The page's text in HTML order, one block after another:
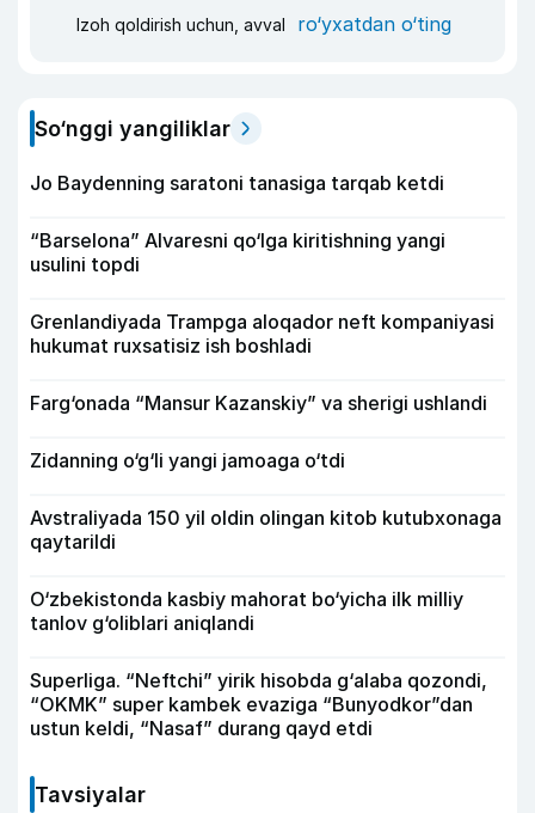
Izoh qoldirish uchun, avval ro‘yxatdan o‘ting
So‘nggi yangiliklar
Jo Baydenning saratoni tanasiga tarqab ketdi
“Barselona” Alvaresni qo‘lga kiritishning yangi
usulini topdi
Grenlandiyada Trampga aloqador neft kompaniyasi
hukumat ruxsatisiz ish boshladi
Farg‘onada “Mansur Kazanskiy” va sherigi ushlandi
Zidanning o‘g‘li yangi jamoaga o‘tdi
Avstraliyada 150 yil oldin olingan kitob kutubxonaga
qaytarildi
O‘zbekistonda kasbiy mahorat bo‘yicha ilk milliy
tanlov g‘oliblari aniqlandi
Superliga. “Neftchi” yirik hisobda g‘alaba qozondi,
“OKMK” super kambek evaziga “Bunyodkor”dan
ustun keldi, “Nasaf” durang qayd etdi
Tavsiyalar